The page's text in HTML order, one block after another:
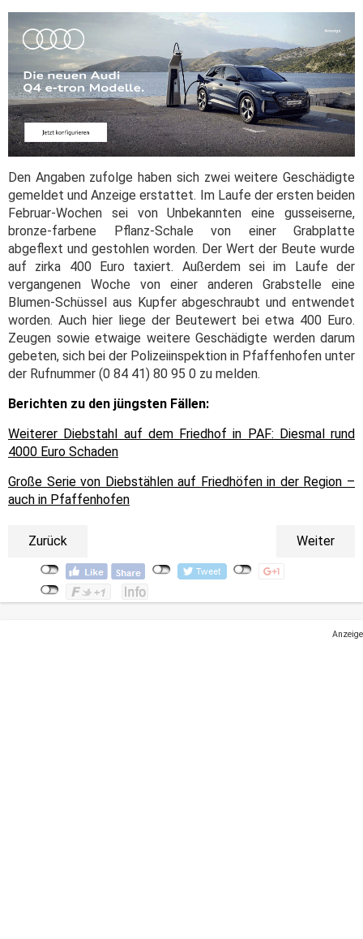
Den Angaben zufolge haben sich zwei weitere Geschädigte
gemeldet und Anzeige erstattet. Im Laufe der ersten beiden
Februar-Wochen sei von Unbekannten eine gusseiserne,
bronze-farbene Pflanz-Schale von einer Grabplatte
abgeflext und gestohlen worden. Der Wert der Beute wurde
auf zirka 400 Euro taxiert. Außerdem sei im Laufe der
vergangenen Woche von einer anderen Grabstelle eine
Blumen-Schüssel aus Kupfer abgeschraubt und entwendet
worden. Auch hier liege der Beutewert bei etwa 400 Euro.
Zeugen sowie etwaige weitere Geschädigte werden darum
gebeten, sich bei der Polizeiinspektion in Pfaffenhofen unter
der Rufnummer (0 84 41) 80 95 0 zu melden.
Berichten zu den jüngsten Fällen:
Weiterer Diebstahl auf dem Friedhof in PAF: Diesmal rund
4000 Euro Schaden
Große Serie von Diebstählen auf Friedhöfen in der Region –
auch in Pfaffenhofen
Zurück Weiter
Anzeige